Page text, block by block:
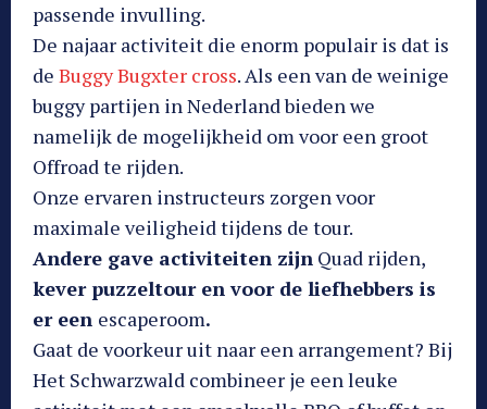
passende invulling.
De najaar activiteit die enorm populair is dat is
de Buggy Bugxter cross. Als een van de weinige
buggy partijen in Nederland bieden we
namelijk de mogelijkheid om voor een groot
Offroad te rijden.
Onze ervaren instructeurs zorgen voor
maximale veiligheid tijdens de tour.
Andere gave activiteiten zijn Quad rijden,
kever puzzeltour en voor de liefhebbers is
er een escaperoom.
Gaat de voorkeur uit naar een arrangement? Bij
Het Schwarzwald combineer je een leuke